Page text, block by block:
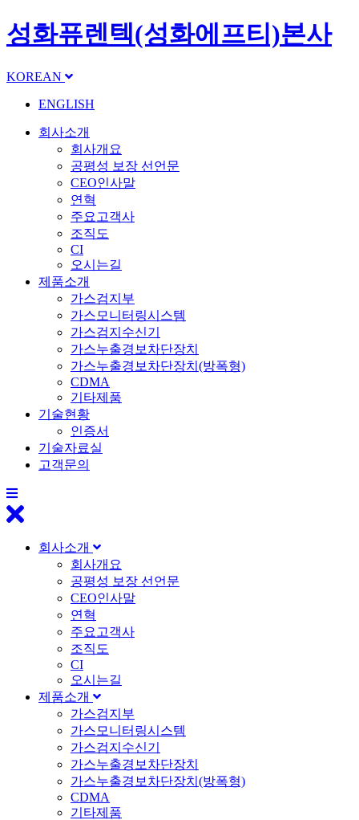
성화퓨렌텍(성화에프티)본사
KOREAN
ENGLISH
회사소개
회사개요
공평성 보장 선언문
CEO인사말
연혁
주요고객사
조직도
CI
오시는길
제품소개
가스검지부
가스모니터링시스템
가스검지수신기
가스누출경보차단장치
가스누출경보차단장치(방폭형)
CDMA
기타제품
기술현황
인증서
기술자료실
고객문의
회사소개
회사개요
공평성 보장 선언문
CEO인사말
연혁
주요고객사
조직도
CI
오시는길
제품소개
가스검지부
가스모니터링시스템
가스검지수신기
가스누출경보차단장치
가스누출경보차단장치(방폭형)
CDMA
기타제품